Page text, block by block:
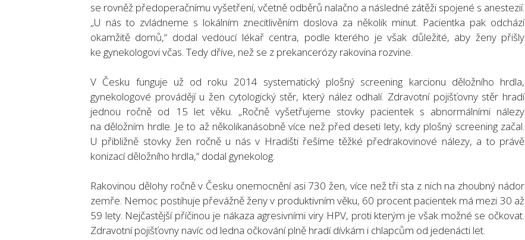
se rovněž předoperačnímu vyšetření, včetně odběrů nalačno a následné zátěži spojené s anestezií.
„U nás to zvládneme s lokálním znecitlivěním doslova za několik minut. Pacientka pak odchází
okamžitě domů,“ dodal vedoucí lékař centra, podle kterého je však důležité, aby ženy přišly
ke gynekologovi včas. Tedy dříve, než se z prekancerózy rakovina rozvine.
V Česku funguje už od roku 2014 systematický plošný screening karcionu děložního hrdla,
gynekologové provádějí u žen cytologický stěr, který nález odhalí. Zdravotní pojišťovny stěr hradí
jednou ročně od 15 let věku. „Ročně vyšetřujeme stovky pacientek s abnormálními nálezy
na děložním hrdle. Je to až několikanásobně více než před deseti lety, kdy plošný screening začal.
U přibližně stovky žen ročně u nás v Hradišti řešíme těžké předrakovinové nálezy, a to právě
konizací děložního hrdla,“ dodal gynekolog.
Rakovinou dělohy ročně v Česku onemocnění asi 730 žen, více než tři sta z nich na zhoubný nádor
zemře. Nemoc postihuje převážně ženy v produktivním věku, 60 procent pacientek má mezi 30 až
59 lety. Nejčastější příčinou je nákaza agresivními viry HPV, proti kterým je však možné se očkovat.
Zdravotní pojišťovny navíc od ledna očkování plně hradí dívkám i chlapcům od jedenácti let.